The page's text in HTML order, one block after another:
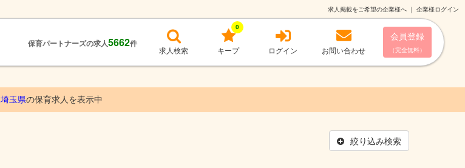
求人掲載をご希望の企業様へ ｜ 企業様ログイン
保育パートナーズの求人5662件
求人検索 キープ
0
ログイン お問い合わせ
会員登録
（完全無料）
埼玉県の保育求人を表示中
絞り込み検索